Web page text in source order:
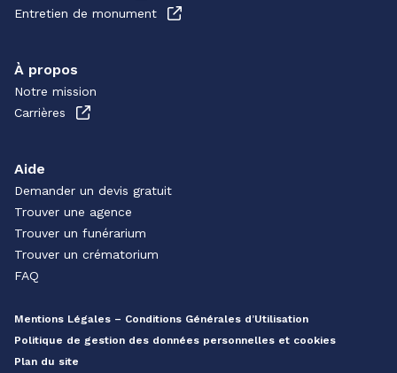
Entretien de monument
À propos
Notre mission
Carrières
Aide
Demander un devis gratuit
Trouver une agence
Trouver un funérarium
Trouver un crématorium
FAQ
Mentions Légales – Conditions Générales d’Utilisation
Politique de gestion des données personnelles et cookies
Plan du site